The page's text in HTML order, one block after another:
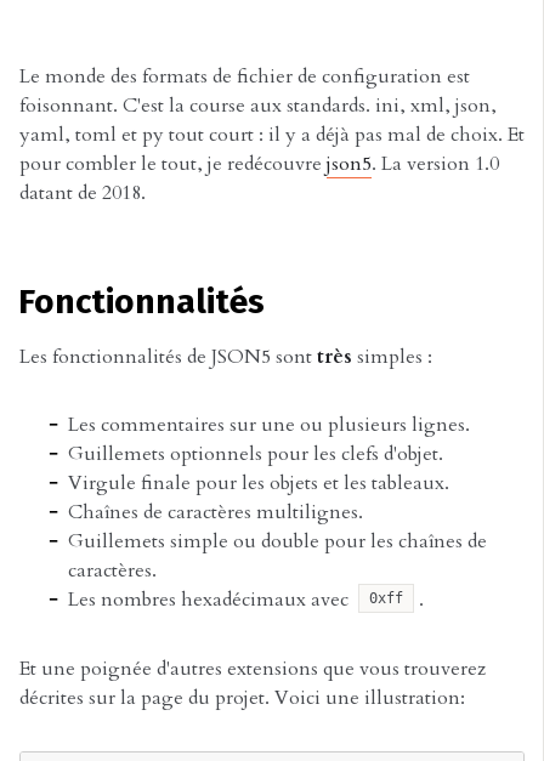
Le monde des formats de fichier de configuration est
foisonnant. C'est la course aux standards. ini, xml, json,
yaml, toml et py tout court : il y a déjà pas mal de choix. Et
pour combler le tout, je redécouvrejson5. La version 1.0
datant de 2018.
Fonctionnalités
Les fonctionnalités de JSON5 sonttrès simples :
Les commentaires sur une ou plusieurs lignes.
Guillemets optionnels pour les clefs d'objet.
Virgule finale pour les objets et les tableaux.
Chaînes de caractères multilignes.
Guillemets simple ou double pour les chaînes de
caractères.
Les nombres hexadécimaux avec
0xff .
Et une poignée d'autres extensions que vous trouverez
décrites sur la page du projet. Voici une illustration: